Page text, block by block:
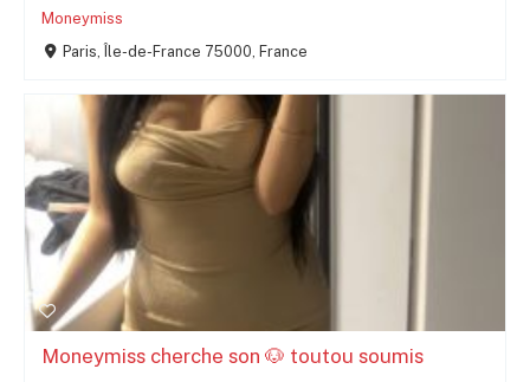
Moneymiss
Paris, Île-de-France 75000, France
Moneymiss cherche son 🐶 toutou soumis